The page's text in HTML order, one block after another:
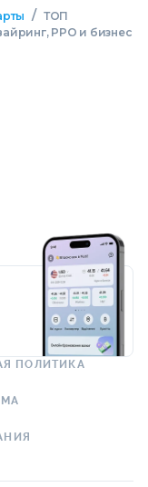
/ ТОП
РРО и бизнес
ПОЛИТИКА